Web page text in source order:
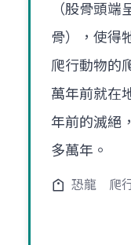
（股骨頭
骨），使得
爬行動物的
萬年前就在
年前的滅絕
多萬年。
恐龍 爬